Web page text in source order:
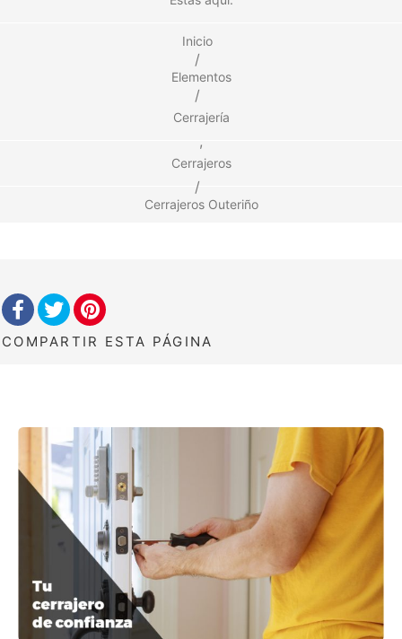
Inicio
/
Elementos
/
Cerrajería
,
Cerrajeros
/
Cerrajeros Outeriño
COMPARTIR ESTA PÁGINA